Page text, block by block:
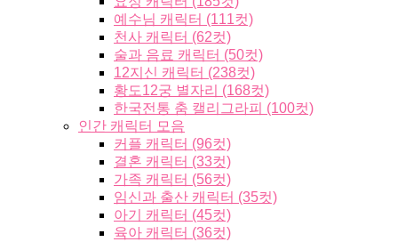
예수님 캐릭터 (111컷)
천사 캐릭터 (62컷)
술과 음료 캐릭터 (50컷)
12지신 캐릭터 (238컷)
황도12궁 별자리 (168컷)
한국전통 춤 캘리그라피 (100컷)
인간 캐릭터 모음
커플 캐릭터 (96컷)
결혼 캐릭터 (33컷)
가족 캐릭터 (56컷)
임신과 출산 캐릭터 (35컷)
아기 캐릭터 (45컷)
육아 캐릭터 (36컷)